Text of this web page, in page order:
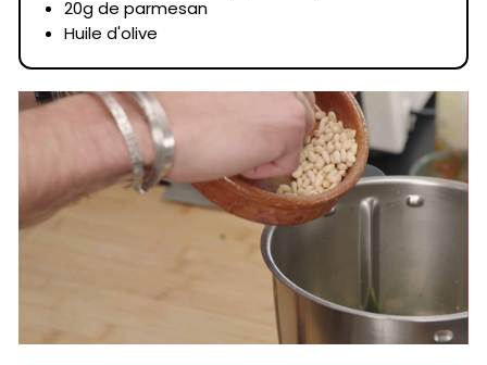
20g de parmesan
Huile d'olive